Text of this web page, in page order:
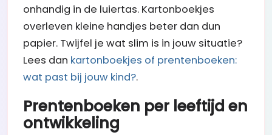
onhandig in de luiertas. Kartonboekjes
overleven kleine handjes beter dan dun
papier. Twijfel je wat slim is in jouw situatie?
Lees dan kartonboekjes of prentenboeken:
wat past bij jouw kind?.
Prentenboeken per leeftijd en
ontwikkeling